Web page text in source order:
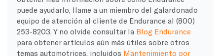
puede ayudarlo, llame a un miembro del galardonado
equipo de atención al cliente de Endurance al (800)
253-8203. Y no olvide consultar la Blog Endurance
para obtener artículos aún más útiles sobre otros
temas automotrices, incluidos Mantenimiento por